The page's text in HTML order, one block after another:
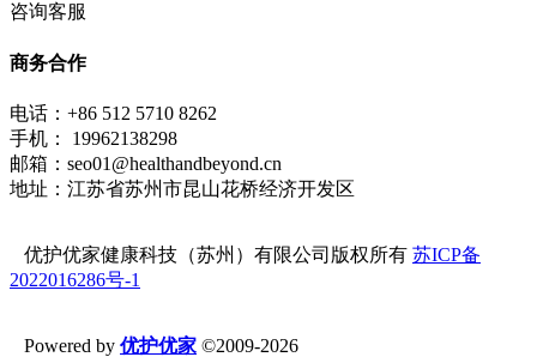
咨询客服
商务合作
电话：+86 512 5710 8262
手机： 19962138298
邮箱：seo01@healthandbeyond.cn
地址：江苏省苏州市昆山花桥经济开发区
优护优家健康科技（苏州）有限公司版权所有 苏ICP备
2022016286号-1
Powered by 优护优家 ©2009-2026